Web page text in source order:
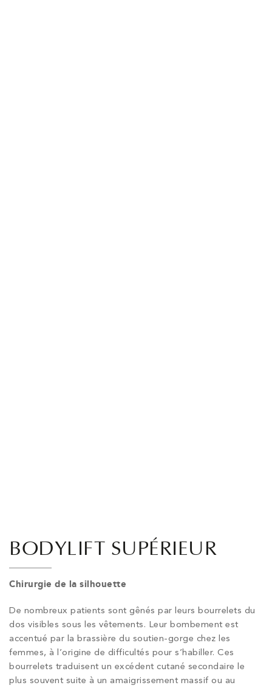
BODYLIFT SUPÉRIEUR
Chirurgie de la silhouette
De nombreux patients sont gênés par leurs bourrelets du
dos visibles sous les vêtements. Leur bombement est
accentué par la brassière du soutien-gorge chez les
femmes, à l’origine de difficultés pour s’habiller. Ces
bourrelets traduisent un excédent cutané secondaire le
plus souvent suite à un amaigrissement massif ou au